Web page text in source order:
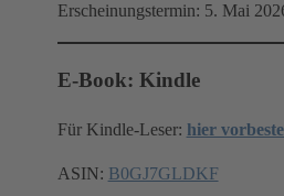
Erscheinungstermin: 5. Mai
E-Book: Kindle
Für Kindle-Leser: hier
ASIN: B0GJ7GLDKF